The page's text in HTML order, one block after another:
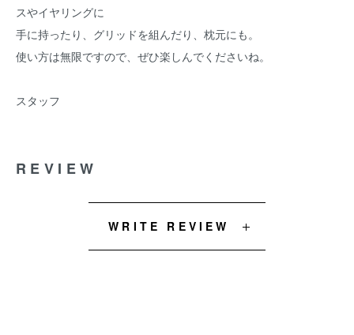
スやイヤリングに
手に持ったり、グリッドを組んだり、枕元にも。
使い方は無限ですので、ぜひ楽しんでくださいね。
スタッフ
REVIEW
WRITE REVIEW